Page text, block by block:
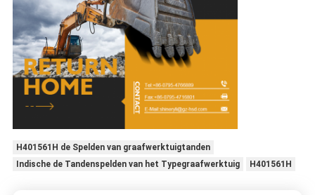
H401561H de Spelden van graafwerktuigtanden
Indische de Tandenspelden van het Typegraafwerktuig
H401561H